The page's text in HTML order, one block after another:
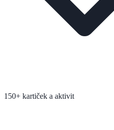
150+ kartiček a aktivit